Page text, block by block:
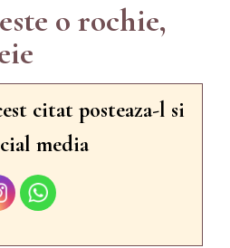
o rochie,
citat posteaza-l si
media